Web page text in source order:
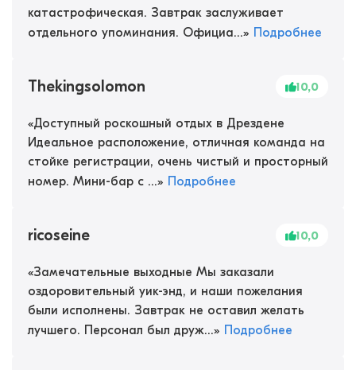
катастрофическая. Завтрак заслуживает
отдельного упоминания. Официа...» Подробнее
Thekingsolomon 10,0
«Доступный роскошный отдых в Дрездене
Идеальное расположение, отличная команда на
стойке регистрации, очень чистый и просторный
номер. Мини-бар с ...» Подробнее
ricoseine 10,0
«Замечательные выходные Мы заказали
оздоровительный уик-энд, и наши пожелания
были исполнены. Завтрак не оставил желать
лучшего. Персонал был друж...» Подробнее